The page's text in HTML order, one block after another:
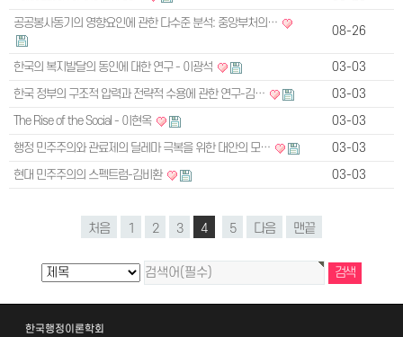
공공봉사동기의 영향요인에 관한 다수준 분석: 중앙부처의…
08-26
한국의 복지발달의 동인에 대한 연구 - 이광석
03-03
한국 정부의 구조적 압력과 전략적 수용에 관한 연구-김…
03-03
The Rise of the Social - 이현옥
03-03
행정 민주주의와 관료제의 딜레마 극복을 위한 대안의 모…
03-03
현대 민주주의의 스펙트럼-김비환
03-03
처음 1 2 3 4 5 다음 맨끝
한국행정이론학회